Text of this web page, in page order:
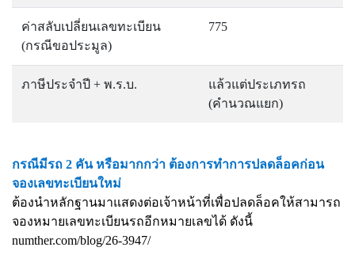
ค่าสลับเปลี่ยนเลขทะเบียน
(กรณีขอประมูล)
775
ภาษีประจำปี + พ.ร.บ.
แล้วแต่ประเภทรถ
(คำนวณแยก)
กรณีมีรถ 2 คัน หรือมากกว่า ต้องการทำการปลดล็อคก่อน
จองเลขทะเบียนใหม่
ต้องนำหลักฐานมาแสดงต่อเจ้าหน้าที่เพื่อปลดล็อคให้สามารถ
จองหมายเลขทะเบียนรถอีกหมายเลขได้ ดังนี้
numther.com/blog/26-3947/